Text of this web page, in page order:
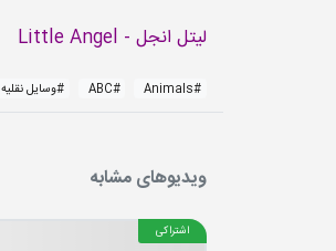
لیتل انجل - Little Angel
#
Animals
#
ABC
#وسایل نقلیه
ویدیوهای مشابه
اشتراکی